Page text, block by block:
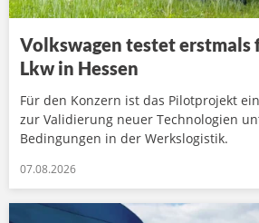
Volkswagen testet erstmals
Lkw in Hessen
Für den Konzern ist das Pilotprojekt
zur Validierung neuer Technologien
Bedingungen in der Werkslogistik.
07.08.2026